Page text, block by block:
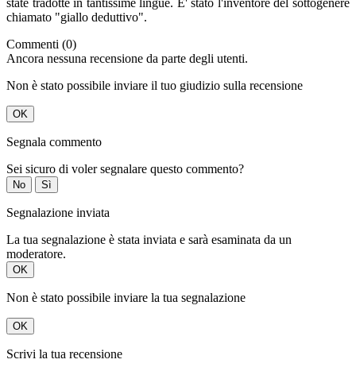
state tradotte in tantissime lingue. E' stato l'inventore del sottogenere
chiamato "giallo deduttivo".
Commenti (0)
Ancora nessuna recensione da parte degli utenti.
Non è stato possibile inviare il tuo giudizio sulla recensione
OK
Segnala commento
Sei sicuro di voler segnalare questo commento?
No Sì
Segnalazione inviata
La tua segnalazione è stata inviata e sarà esaminata da un
moderatore.
OK
Non è stato possibile inviare la tua segnalazione
OK
Scrivi la tua recensione